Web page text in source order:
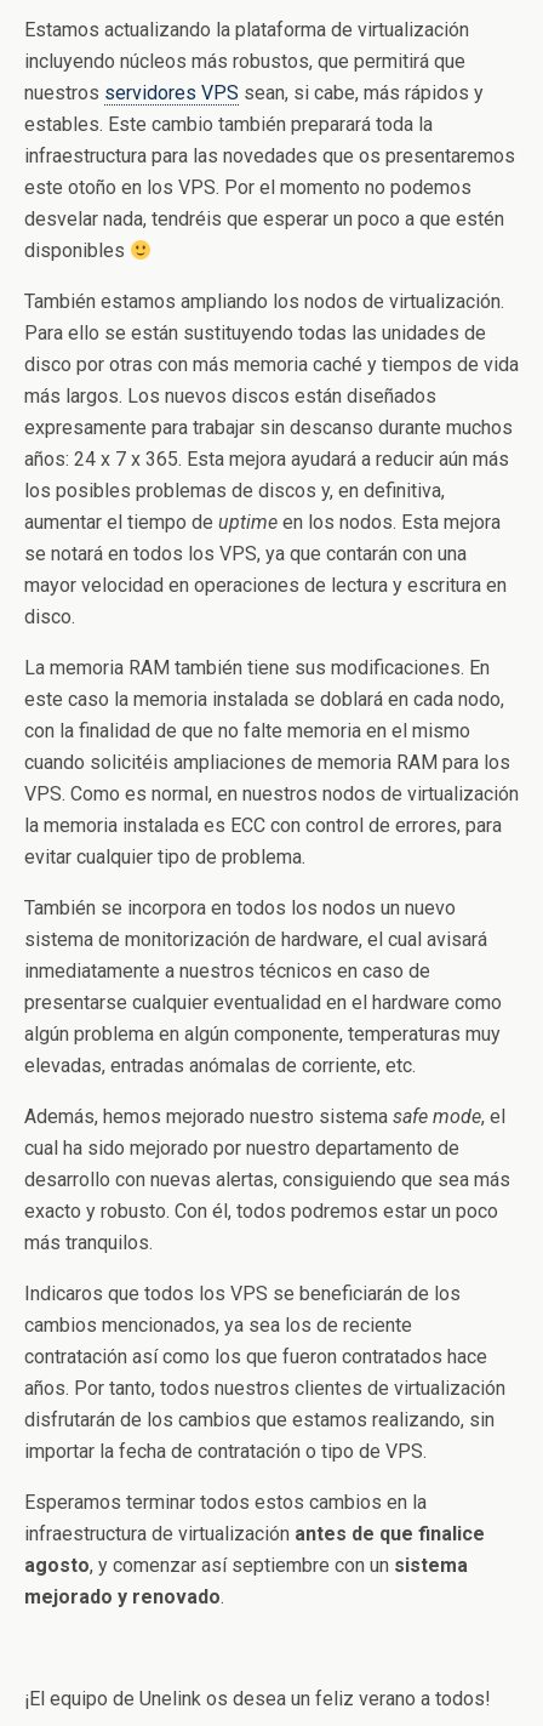
Estamos actualizando la plataforma de virtualización
incluyendo núcleos más robustos, que permitirá que
nuestros servidores VPS sean, si cabe, más rápidos y
estables. Este cambio también preparará toda la
infraestructura para las novedades que os presentaremos
este otoño en los VPS. Por el momento no podemos
desvelar nada, tendréis que esperar un poco a que estén
disponibles
También estamos ampliando los nodos de virtualización.
Para ello se están sustituyendo todas las unidades de
disco por otras con más memoria caché y tiempos de vida
más largos. Los nuevos discos están diseñados
expresamente para trabajar sin descanso durante muchos
años: 24 x 7 x 365. Esta mejora ayudará a reducir aún más
los posibles problemas de discos y, en definitiva,
aumentar el tiempo de uptime en los nodos. Esta mejora
se notará en todos los VPS, ya que contarán con una
mayor velocidad en operaciones de lectura y escritura en
disco.
La memoria RAM también tiene sus modificaciones. En
este caso la memoria instalada se doblará en cada nodo,
con la finalidad de que no falte memoria en el mismo
cuando solicitéis ampliaciones de memoria RAM para los
VPS. Como es normal, en nuestros nodos de virtualización
la memoria instalada es ECC con control de errores, para
evitar cualquier tipo de problema.
También se incorpora en todos los nodos un nuevo
sistema de monitorización de hardware, el cual avisará
inmediatamente a nuestros técnicos en caso de
presentarse cualquier eventualidad en el hardware como
algún problema en algún componente, temperaturas muy
elevadas, entradas anómalas de corriente, etc.
Además, hemos mejorado nuestro sistema safe mode, el
cual ha sido mejorado por nuestro departamento de
desarrollo con nuevas alertas, consiguiendo que sea más
exacto y robusto. Con él, todos podremos estar un poco
más tranquilos.
Indicaros que todos los VPS se beneficiarán de los
cambios mencionados, ya sea los de reciente
contratación así como los que fueron contratados hace
años. Por tanto, todos nuestros clientes de virtualización
disfrutarán de los cambios que estamos realizando, sin
importar la fecha de contratación o tipo de VPS.
Esperamos terminar todos estos cambios en la
infraestructura de virtualización antes de que finalice
agosto, y comenzar así septiembre con un sistema
mejorado y renovado.
¡El equipo de Unelink os desea un feliz verano a todos!